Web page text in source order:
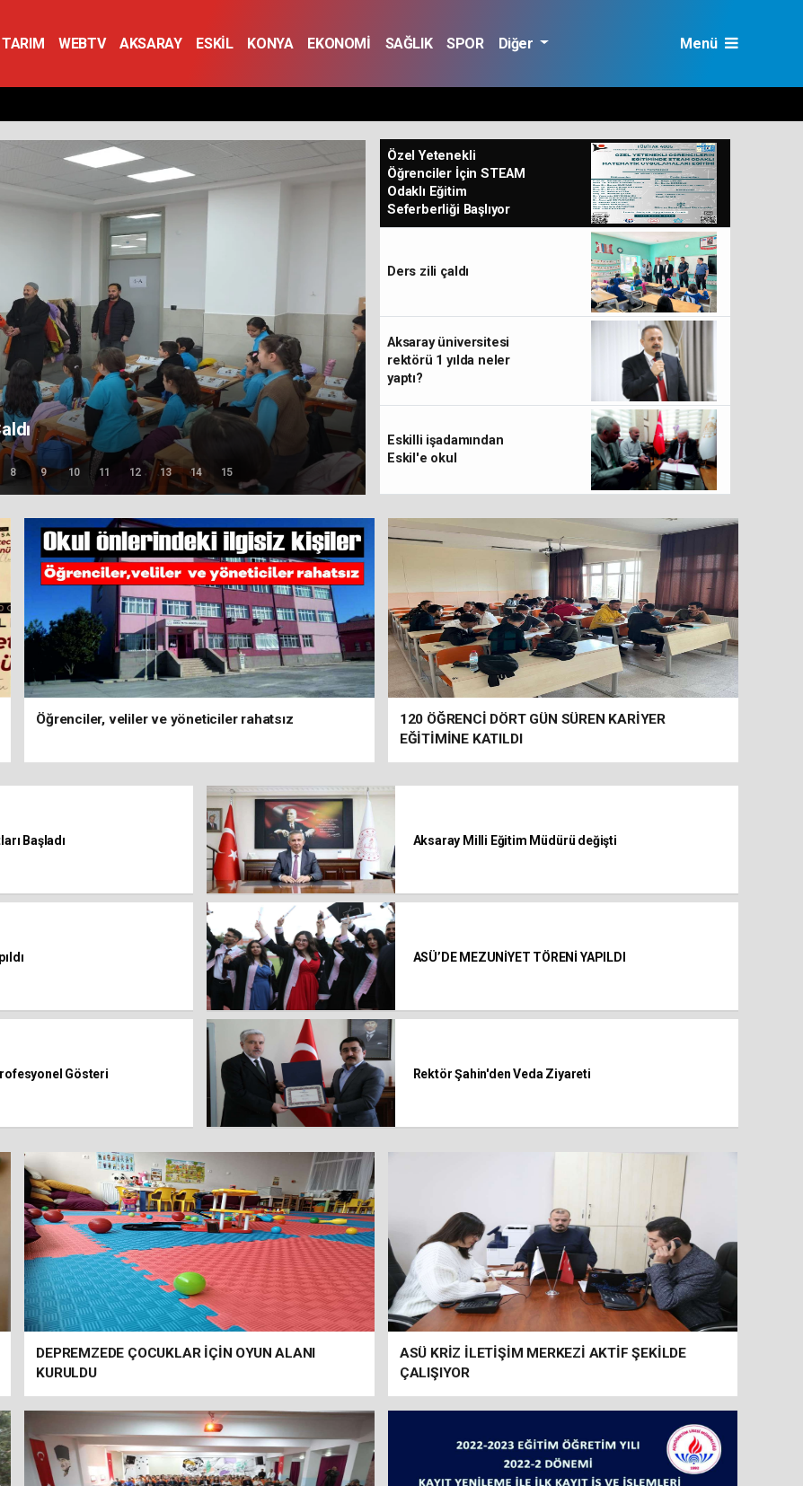
TARIM WEBTV AKSARAY ESKİL KONYA EKONOMİ SAĞLIK SPOR Diğer Menü
MESEM? Astronomi Kütüphanesi Şimdi Uzaklarda ve
8 9 10 11 12 13 14 15
Özel Yetenekli
Öğrenciler İçin STEAM
Odaklı Eğitim
Seferberliği Başlıyor
Ders zili çaldı
Aksaray üniversitesi
rektörü 1 yılda neler
yaptı?
Eskilli işadamından
Eskil'e okul
Öğrenciler, veliler ve yöneticiler rahatsız
120 ÖĞRENCİ DÖRT GÜN SÜREN KARİYER
EĞİTİMİNE KATILDI
Başladı Aksaray Milli Eğitim Müdürü değişti
ASÜ’DE MEZUNİYET TÖRENİ YAPILDI
Gösteri Rektör Şahin'den Veda Ziyareti
DEPREMZEDE ÇOCUKLAR İÇİN OYUN ALANI
KURULDU
ASÜ KRİZ İLETİŞİM MERKEZİ AKTİF ŞEKİLDE
ÇALIŞIYOR